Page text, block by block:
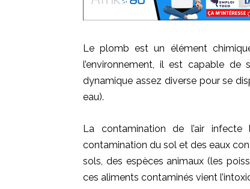
Le plomb est un élément
l’environnement, il est capable
dynamique assez diverse pour se
eau).
La contamination de l’air infecte
contamination du sol et des eaux
sols, des espèces animaux (les
ces aliments contaminés vient